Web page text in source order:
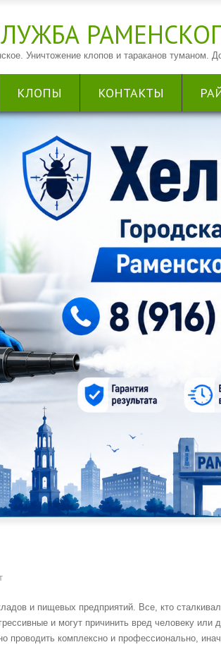
Уничтожение клопов и тараканов туманом.
КЛОПЫ КОНТАКТЫ
и пищевых предприятий. Все, кто
и могут причинить вред человеку или
проводить комплексно и профессионально,